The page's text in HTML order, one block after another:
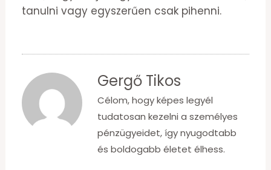
tanulni vagy egyszerűen csak pihenni.
Gergő Tikos
Célom, hogy képes legyél
tudatosan kezelni a személyes
pénzügyeidet, így nyugodtabb
és boldogabb életet élhess.